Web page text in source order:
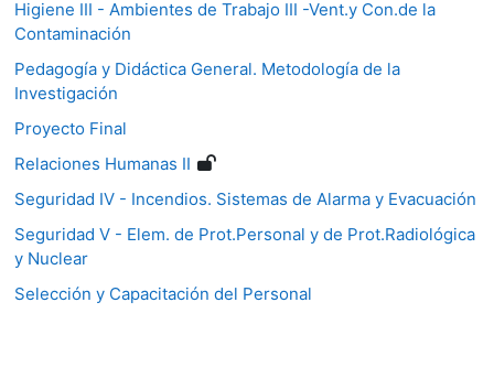
Higiene III - Ambientes de Trabajo III -Vent.y Con.de la
Contaminación
Pedagogía y Didáctica General. Metodología de la
Investigación
Proyecto Final
Relaciones Humanas II
Seguridad IV - Incendios. Sistemas de Alarma y Evacuación
Seguridad V - Elem. de Prot.Personal y de Prot.Radiológica
y Nuclear
Selección y Capacitación del Personal